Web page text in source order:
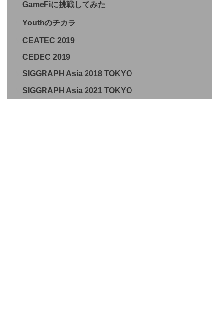
GameFiに挑戦してみた
Youthのチカラ
CEATEC 2019
CEDEC 2019
SIGGRAPH Asia 2018 TOKYO
SIGGRAPH Asia 2021 TOKYO